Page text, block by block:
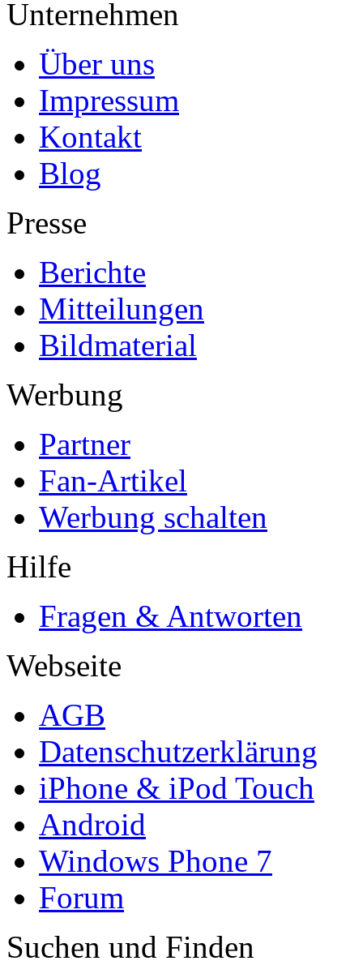
Unternehmen
Über uns
Impressum
Kontakt
Blog
Presse
Berichte
Mitteilungen
Bildmaterial
Werbung
Partner
Fan-Artikel
Werbung schalten
Hilfe
Fragen & Antworten
Webseite
AGB
Datenschutzerklärung
iPhone & iPod Touch
Android
Windows Phone 7
Forum
Suchen und Finden